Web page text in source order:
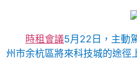
時租會議5月22日，主動
州市余杭區將來科技城的途徑